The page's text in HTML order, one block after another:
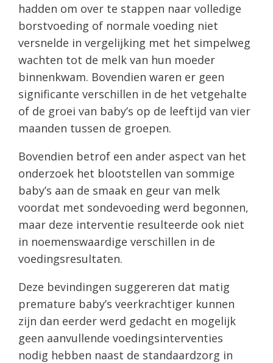
hadden om over te stappen naar volledige
borstvoeding of normale voeding niet
versnelde in vergelijking met het simpelweg
wachten tot de melk van hun moeder
binnenkwam. Bovendien waren er geen
significante verschillen in de het vetgehalte
of de groei van baby’s op de leeftijd van vier
maanden tussen de groepen.
Bovendien betrof een ander aspect van het
onderzoek het blootstellen van sommige
baby’s aan de smaak en geur van melk
voordat met sondevoeding werd begonnen,
maar deze interventie resulteerde ook niet
in noemenswaardige verschillen in de
voedingsresultaten.
Deze bevindingen suggereren dat matig
premature baby’s veerkrachtiger kunnen
zijn dan eerder werd gedacht en mogelijk
geen aanvullende voedingsinterventies
nodig hebben naast de standaardzorg in